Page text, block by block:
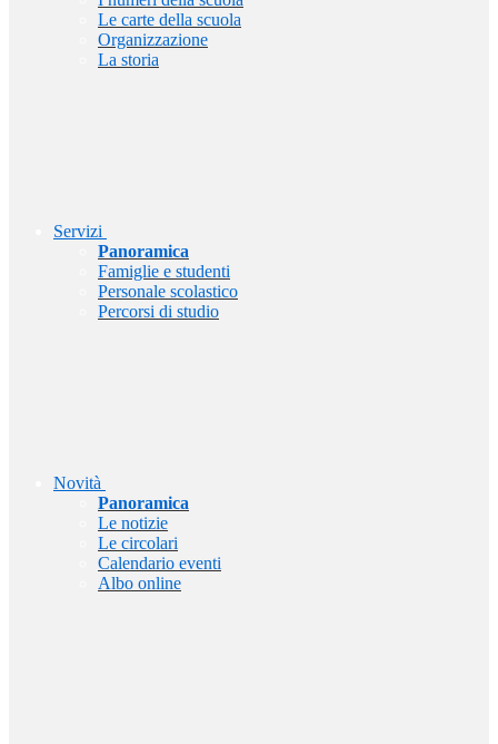
Le carte della scuola
Organizzazione
La storia
Servizi
Panoramica
Famiglie e studenti
Personale scolastico
Percorsi di studio
Novità
Panoramica
Le notizie
Le circolari
Calendario eventi
Albo online